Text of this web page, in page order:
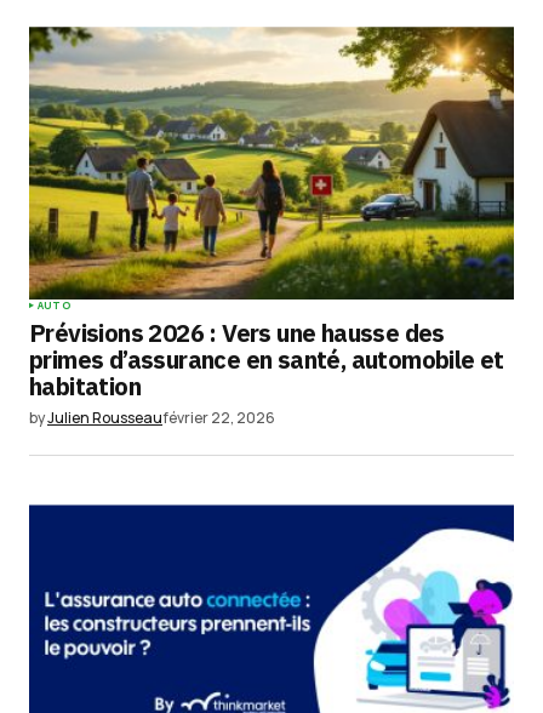
Submit Comment
AUTO
Prévisions 2026 : Vers une hausse des
primes d’assurance en santé, automobile et
habitation
byJulien Rousseaufévrier 22, 2026